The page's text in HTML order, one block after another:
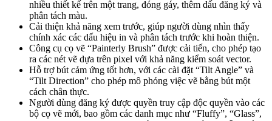
nhiều thiết kế trên một trang, đóng gáy, thêm dấu đăng ký và
phân tách màu.
Cải thiện khả năng xem trước, giúp người dùng nhìn thấy
chính xác các dấu hiệu in và phân tách trước khi hoàn thiện.
Công cụ cọ vẽ “Painterly Brush” được cải tiến, cho phép tạo
ra các nét vẽ dựa trên pixel với khả năng kiểm soát vector.
Hỗ trợ bút cảm ứng tốt hơn, với các cài đặt “Tilt Angle” và
“Tilt Direction” cho phép mô phỏng việc vẽ bằng bút một
cách chân thực.
Người dùng đăng ký được quyền truy cập độc quyền vào các
bộ cọ vẽ mới, bao gồm các danh mục như “Fluffy”, “Glass”,